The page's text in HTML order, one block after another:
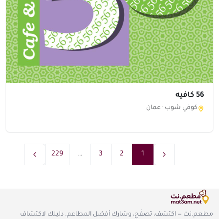
56 كافيه
كوفي شوب · عمان
1
2
3
…
229
مطعم.نت — اكتشف، تصفّح، وشارك أفضل المطاعم. دليلك لاكتشاف